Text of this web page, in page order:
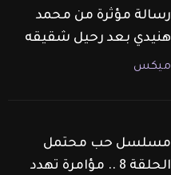
رسالة مؤثرة من محمد
هنيدي بعد رحيل شقيقه
ميكس
مسلسل حب محتمل
الحلقة 8 .. مؤامرة تهدد